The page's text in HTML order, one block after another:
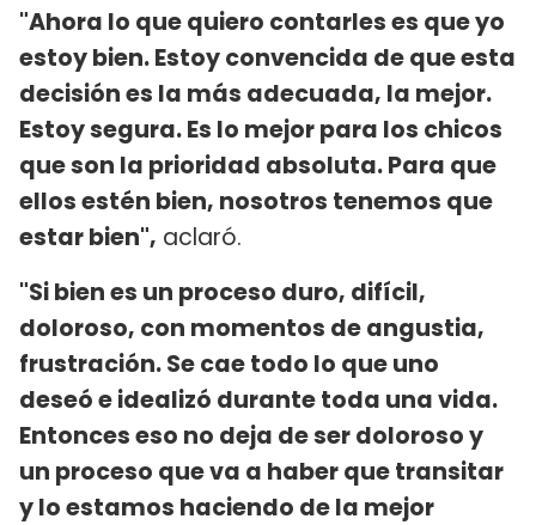
"Ahora lo que quiero contarles es que yo
estoy bien. Estoy convencida de que esta
decisión es la más adecuada, la mejor.
Estoy segura. Es lo mejor para los chicos
que son la prioridad absoluta. Para que
ellos estén bien, nosotros tenemos que
estar bien", aclaró.
"Si bien es un proceso duro, difícil,
doloroso, con momentos de angustia,
frustración. Se cae todo lo que uno
deseó e idealizó durante toda una vida.
Entonces eso no deja de ser doloroso y
un proceso que va a haber que transitar
y lo estamos haciendo de la mejor